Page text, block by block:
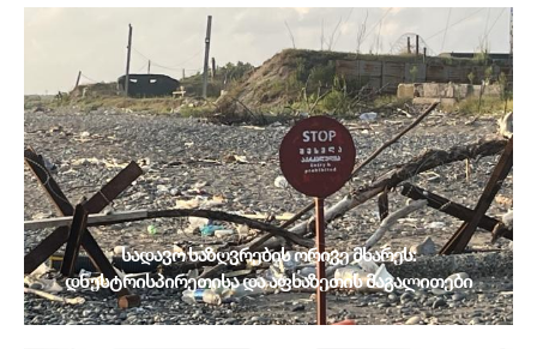
სადავო საზღვრების ორივე მხარეს:
დნესტრისპირეთისა და აფხაზეთის მაგალითები